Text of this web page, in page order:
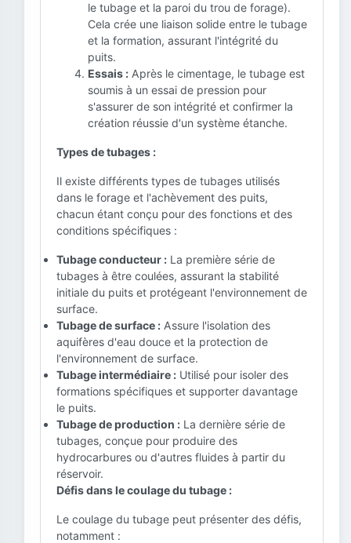
le tubage et la paroi du trou de forage).
Cela crée une liaison solide entre le tubage
et la formation, assurant l'intégrité du
puits.
Essais : Après le cimentage, le tubage est
soumis à un essai de pression pour
s'assurer de son intégrité et confirmer la
création réussie d'un système étanche.
Types de tubages :
Il existe différents types de tubages utilisés
dans le forage et l'achèvement des puits,
chacun étant conçu pour des fonctions et des
conditions spécifiques :
Tubage conducteur : La première série de
tubages à être coulées, assurant la stabilité
initiale du puits et protégeant l'environnement de
surface.
Tubage de surface : Assure l'isolation des
aquifères d'eau douce et la protection de
l'environnement de surface.
Tubage intermédiaire : Utilisé pour isoler des
formations spécifiques et supporter davantage
le puits.
Tubage de production : La dernière série de
tubages, conçue pour produire des
hydrocarbures ou d'autres fluides à partir du
réservoir.
Défis dans le coulage du tubage :
Le coulage du tubage peut présenter des défis,
notamment :